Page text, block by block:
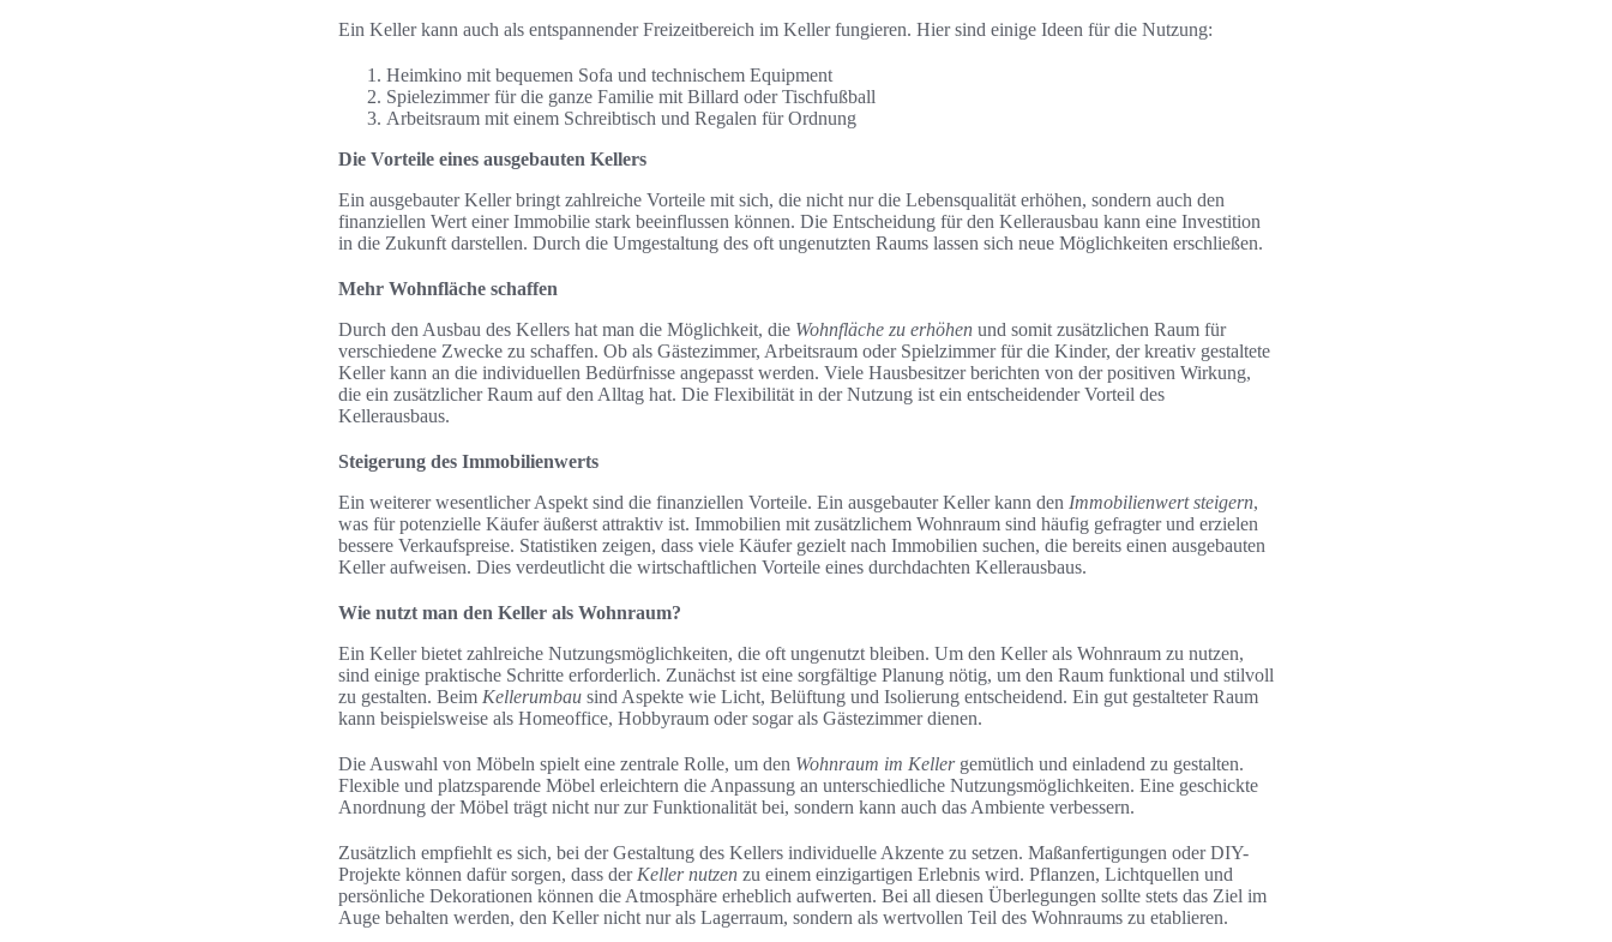
Ein Keller kann auch als entspannender Freizeitbereich im Keller fungieren. Hier sind einige Ideen für die Nutzung:
Heimkino mit bequemen Sofa und technischem Equipment
Spielezimmer für die ganze Familie mit Billard oder Tischfußball
Arbeitsraum mit einem Schreibtisch und Regalen für Ordnung
Die Vorteile eines ausgebauten Kellers
Ein ausgebauter Keller bringt zahlreiche Vorteile mit sich, die nicht nur die Lebensqualität erhöhen, sondern auch den
finanziellen Wert einer Immobilie stark beeinflussen können. Die Entscheidung für den Kellerausbau kann eine Investition
in die Zukunft darstellen. Durch die Umgestaltung des oft ungenutzten Raums lassen sich neue Möglichkeiten erschließen.
Mehr Wohnfläche schaffen
Durch den Ausbau des Kellers hat man die Möglichkeit, die Wohnfläche zu erhöhen und somit zusätzlichen Raum für
verschiedene Zwecke zu schaffen. Ob als Gästezimmer, Arbeitsraum oder Spielzimmer für die Kinder, der kreativ gestaltete
Keller kann an die individuellen Bedürfnisse angepasst werden. Viele Hausbesitzer berichten von der positiven Wirkung,
die ein zusätzlicher Raum auf den Alltag hat. Die Flexibilität in der Nutzung ist ein entscheidender Vorteil des
Kellerausbaus.
Steigerung des Immobilienwerts
Ein weiterer wesentlicher Aspekt sind die finanziellen Vorteile. Ein ausgebauter Keller kann den Immobilienwert steigern,
was für potenzielle Käufer äußerst attraktiv ist. Immobilien mit zusätzlichem Wohnraum sind häufig gefragter und erzielen
bessere Verkaufspreise. Statistiken zeigen, dass viele Käufer gezielt nach Immobilien suchen, die bereits einen ausgebauten
Keller aufweisen. Dies verdeutlicht die wirtschaftlichen Vorteile eines durchdachten Kellerausbaus.
Wie nutzt man den Keller als Wohnraum?
Ein Keller bietet zahlreiche Nutzungsmöglichkeiten, die oft ungenutzt bleiben. Um den Keller als Wohnraum zu nutzen,
sind einige praktische Schritte erforderlich. Zunächst ist eine sorgfältige Planung nötig, um den Raum funktional und stilvoll
zu gestalten. Beim Kellerumbau sind Aspekte wie Licht, Belüftung und Isolierung entscheidend. Ein gut gestalteter Raum
kann beispielsweise als Homeoffice, Hobbyraum oder sogar als Gästezimmer dienen.
Die Auswahl von Möbeln spielt eine zentrale Rolle, um den Wohnraum im Kellergemütlich und einladend zu gestalten.
Flexible und platzsparende Möbel erleichtern die Anpassung an unterschiedliche Nutzungsmöglichkeiten. Eine geschickte
Anordnung der Möbel trägt nicht nur zur Funktionalität bei, sondern kann auch das Ambiente verbessern.
Zusätzlich empfiehlt es sich, bei der Gestaltung des Kellers individuelle Akzente zu setzen. Maßanfertigungen oder DIY-
Projekte können dafür sorgen, dass der Keller nutzen zu einem einzigartigen Erlebnis wird. Pflanzen, Lichtquellen und
persönliche Dekorationen können die Atmosphäre erheblich aufwerten. Bei all diesen Überlegungen sollte stets das Ziel im
Auge behalten werden, den Keller nicht nur als Lagerraum, sondern als wertvollen Teil des Wohnraums zu etablieren.